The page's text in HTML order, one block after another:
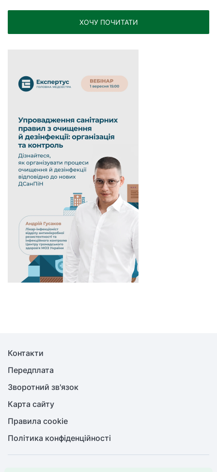
ХОЧУ ПОЧИТАТИ
Контакти
Передплата
Зворотний зв'язок
Карта сайту
Правила cookie
Політика конфіденційності